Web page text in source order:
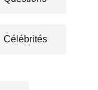
Célébrités